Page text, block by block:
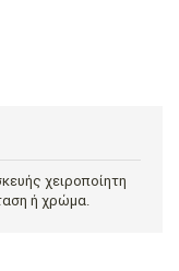
χειροποίητη
ή χρώμα.